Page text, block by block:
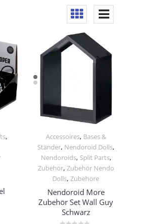
, Accessoires, Bases &
Ständer, Nendoroid Dolls,
Nendoroids, Split Parts,
Zubehör, Zubehör Nendo
Dolls,Zubehöre
Nendoroid More
Zubehör Set Wall Guy
Schwarz